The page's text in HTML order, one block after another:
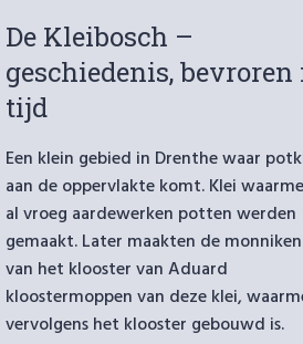
Saal
Digital”
De Kleibosch –
geschiedenis, bevroren
tijd
Een klein gebied in Drenthe waar
aan de oppervlakte komt. Klei
al vroeg aardewerken potten werden
gemaakt. Later maakten de monniken
van het klooster van Aduard
kloostermoppen van deze klei,
vervolgens het klooster gebouwd is.